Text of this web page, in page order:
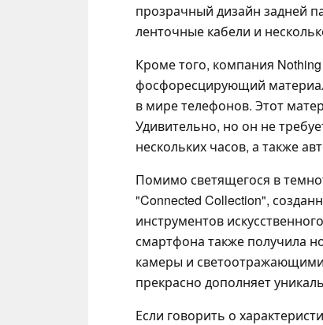
прозрачный дизайн задней
ленточные кабели и
Кроме того, компания
фосфоресцирующий
в мире телефонов. Этот
Удивительно, но он не
нескольких часов, а также
Помимо светящегося в
"Connected Collection",
инструментов
смартфона также получила
камеры и
прекрасно дополняет
Если говорить о